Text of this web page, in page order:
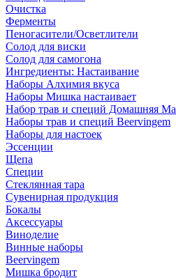
Очистка
Ферменты
Пеногасители/Осветлители
Солод для виски
Солод для самогона
Ингредиенты: Настаивание
Наборы Алхимия вкуса
Наборы Мишка настаивает
Набор трав и специй Домашняя
Наборы трав и специй Beervingem
Наборы для настоек
Эссенции
Щепа
Специи
Стеклянная тара
Сувенирная продукция
Бокалы
Аксессуары
Виноделие
Винные наборы
Beervingem
Мишка бродит